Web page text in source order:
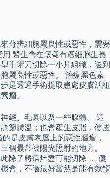
分辨細胞屬良性或惡性，需要
醫生會在懷疑有癌細胞生長
手術刀切除一小片組織，送到
屬良性或惡性。 治療黑色素
是透過手術提取患處皮膚活組
瘤。
經、毛囊以及一些腺體。 這
節體溫；也會產生皮脂，使皮
是皮膚表層上的惡性腫瘤，
個最常被陽光照射的地方。
除了將病灶盡可能切除 … 儘
會，不過最好當然是能有效預